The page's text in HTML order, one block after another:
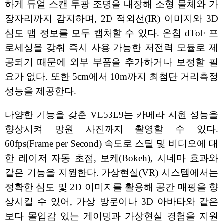
하게 듀얼 스캔 투광 조명을 내장해 소형 물체와 가
장자리까지 감지하며, 2D 적외선(IR) 이미지와 3D
심도 맵 정보를 모두 캡처할 수 있다. 온칩 dToF 프
로세싱을 갖춰 즉시 사용 가능한 저전력 모듈로 제
공되기 때문에 외부 부품을 추가하거나 보정할 필
요가 없다. 또한 5cm에서 10m까지 최첨단 거리측정
성능을 제공한다.
다양한 기능을 갖춘 VL53L9는 카메라 지원 성능을
향상시켜 망원 사진까지 촬영할 수 있다.
60fps(Frame per Second) 속도로 스틸 및 비디오에 대
한 레이저 자동 초점, 보케(Bokeh), 시네마 효과와
같은 기능을 지원한다. 가상현실(VR) 시스템에서는
정확한 심도 및 2D 이미지를 활용해 공간 매핑을 향
상시킬 수 있어, 가상 방문이나 3D 아바타와 같은
보다 몰입감 있는 게이밍과 가상현실 경험을 지원